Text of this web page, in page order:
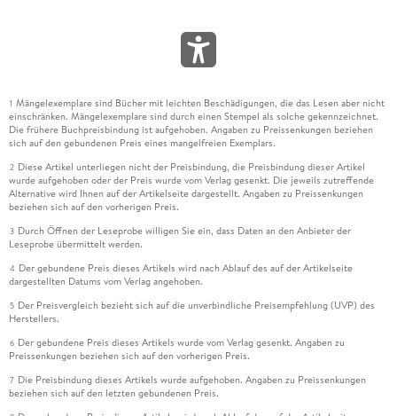
1 Mängelexemplare sind Bücher mit leichten Beschädigungen, die das Lesen aber nicht
einschränken. Mängelexemplare sind durch einen Stempel als solche gekennzeichnet.
Die frühere Buchpreisbindung ist aufgehoben. Angaben zu Preissenkungen beziehen
sich auf den gebundenen Preis eines mangelfreien Exemplars.
2 Diese Artikel unterliegen nicht der Preisbindung, die Preisbindung dieser Artikel
wurde aufgehoben oder der Preis wurde vom Verlag gesenkt. Die jeweils zutreffende
Alternative wird Ihnen auf der Artikelseite dargestellt. Angaben zu Preissenkungen
beziehen sich auf den vorherigen Preis.
3 Durch Öffnen der Leseprobe willigen Sie ein, dass Daten an den Anbieter der
Leseprobe übermittelt werden.
4 Der gebundene Preis dieses Artikels wird nach Ablauf des auf der Artikelseite
dargestellten Datums vom Verlag angehoben.
5 Der Preisvergleich bezieht sich auf die unverbindliche Preisempfehlung (UVP) des
Herstellers.
6 Der gebundene Preis dieses Artikels wurde vom Verlag gesenkt. Angaben zu
Preissenkungen beziehen sich auf den vorherigen Preis.
7 Die Preisbindung dieses Artikels wurde aufgehoben. Angaben zu Preissenkungen
beziehen sich auf den letzten gebundenen Preis.